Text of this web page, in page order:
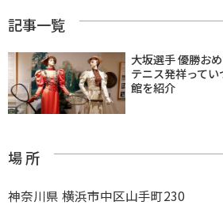
記事一覧
大坂選手 優勝お
テニス発祥って
館を紹介
場 所
神奈川県 横浜市中区山手町230